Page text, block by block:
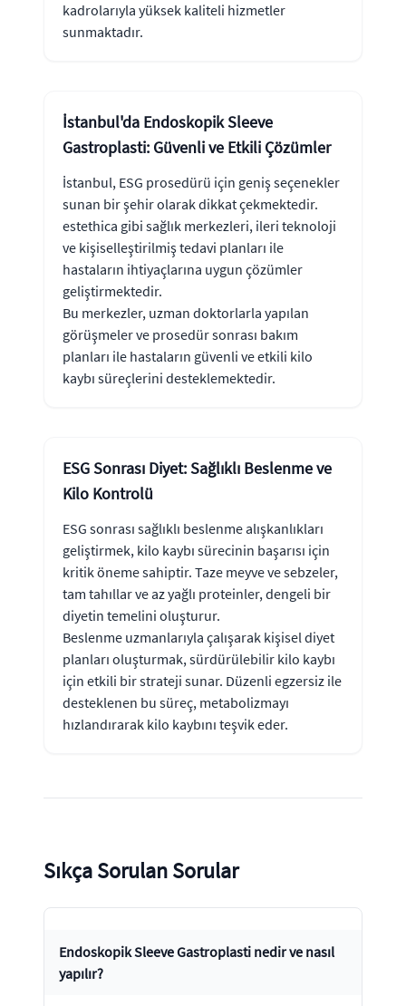
kadrolarıyla yüksek kaliteli hizmetler
sunmaktadır.
İstanbul'da Endoskopik Sleeve
Gastroplasti: Güvenli ve Etkili Çözümler
İstanbul, ESG prosedürü için geniş seçenekler
sunan bir şehir olarak dikkat çekmektedir.
estethica gibi sağlık merkezleri, ileri teknoloji
ve kişiselleştirilmiş tedavi planları ile
hastaların ihtiyaçlarına uygun çözümler
geliştirmektedir.
Bu merkezler, uzman doktorlarla yapılan
görüşmeler ve prosedür sonrası bakım
planları ile hastaların güvenli ve etkili kilo
kaybı süreçlerini desteklemektedir.
ESG Sonrası Diyet: Sağlıklı Beslenme ve
Kilo Kontrolü
ESG sonrası sağlıklı beslenme alışkanlıkları
geliştirmek, kilo kaybı sürecinin başarısı için
kritik öneme sahiptir. Taze meyve ve sebzeler,
tam tahıllar ve az yağlı proteinler, dengeli bir
diyetin temelini oluşturur.
Beslenme uzmanlarıyla çalışarak kişisel diyet
planları oluşturmak, sürdürülebilir kilo kaybı
için etkili bir strateji sunar. Düzenli egzersiz ile
desteklenen bu süreç, metabolizmayı
hızlandırarak kilo kaybını teşvik eder.
Sıkça Sorulan Sorular
Endoskopik Sleeve Gastroplasti nedir ve nasıl
yapılır?